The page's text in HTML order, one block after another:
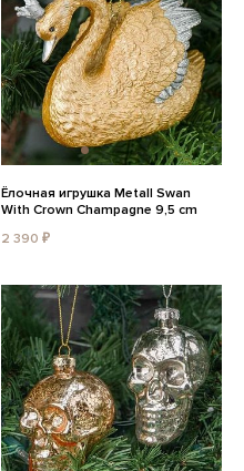
Ёлочная игрушка Metall Swan
With Crown Champagne 9,5 cm
2 390 ₽